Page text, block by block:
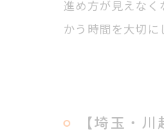
進め方が見えな
かう時間を大切に
【埼玉・